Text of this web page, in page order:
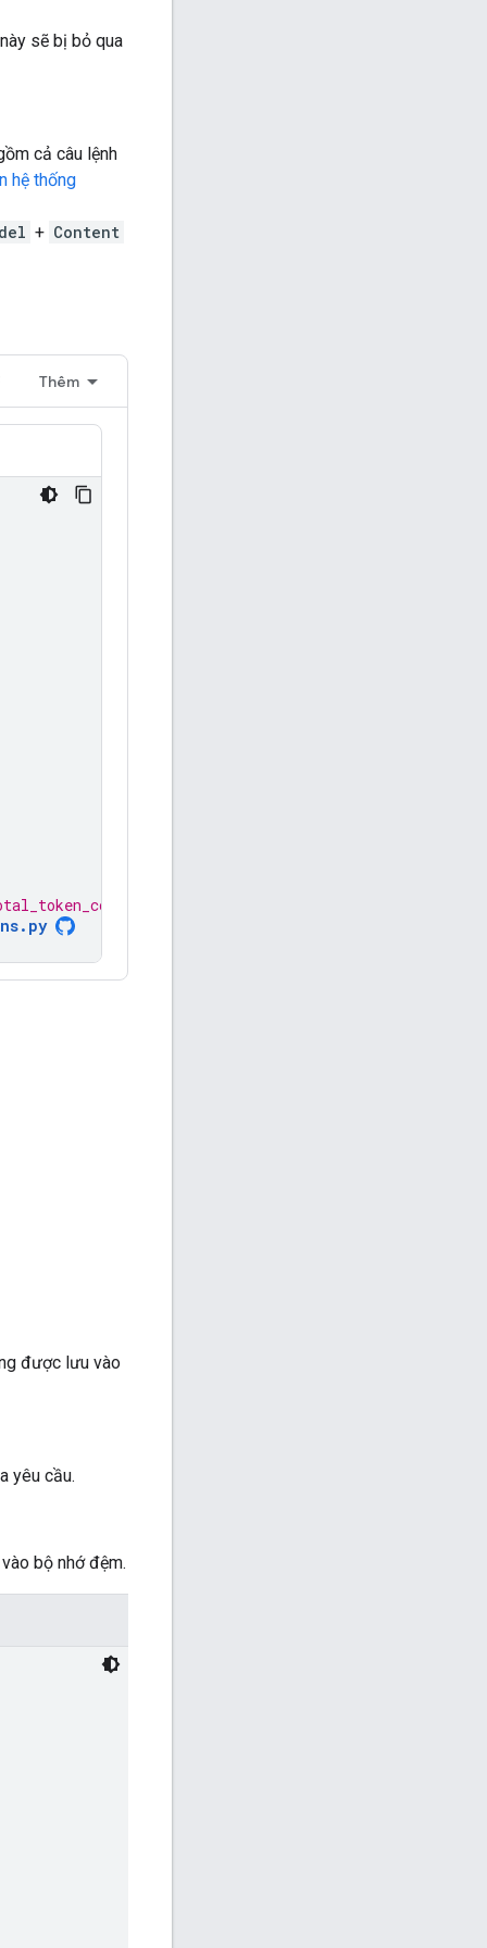
sẽ bị bỏ qua
cả câu lệnh
hệ thống
+ Content
Thêm
84 )
được lưu vào
yêu cầu.
bộ nhớ đệm.